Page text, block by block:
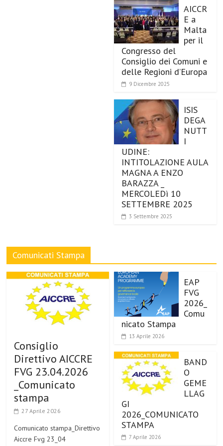
AICCR
E a
Malta
per il
Congresso del
Consiglio dei Comuni e
delle Regioni d’Europa
9 Dicembre 2025
ISIS
DEGA
NUTT
I
UDINE:
INTITOLAZIONE AULA
MAGNA A ENZO
BARAZZA _
MERCOLEDì 10
SETTEMBRE 2025
3 Settembre 2025
Comunicati Stampa
Consiglio
Direttivo AICCRE
FVG 23.04.2026
_Comunicato
stampa
27 Aprile 2026
Comunicato stampa_Direttivo
Aiccre Fvg 23_04
EAP
FVG
2026_
Comu
nicato Stampa
13 Aprile 2026
BAND
O
GEME
LLAG
GI
2026_COMUNICATO
STAMPA
7 Aprile 2026